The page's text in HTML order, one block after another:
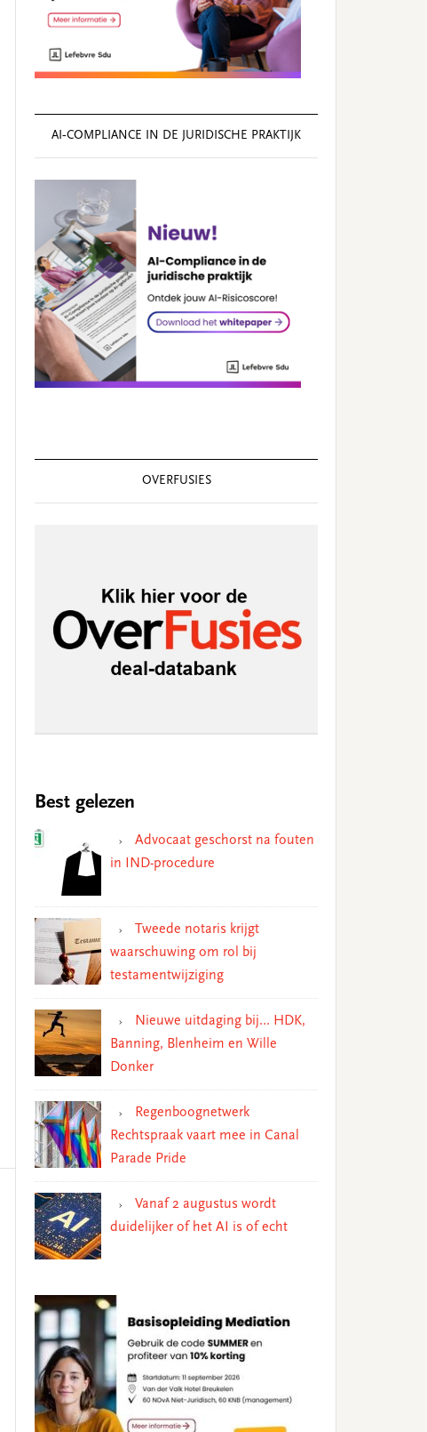
AI‑COMPLIANCE IN DE JURIDISCHE PRAKTIJK
OVERFUSIES
Best gelezen
Advocaat geschorst na fouten
in IND-procedure
Tweede notaris krijgt
waarschuwing om rol bij
testamentwijziging
Nieuwe uitdaging bij… HDK,
Banning, Blenheim en Wille
Donker
Regenboognetwerk
Rechtspraak vaart mee in Canal
Parade Pride
Vanaf 2 augustus wordt
duidelijker of het AI is of echt